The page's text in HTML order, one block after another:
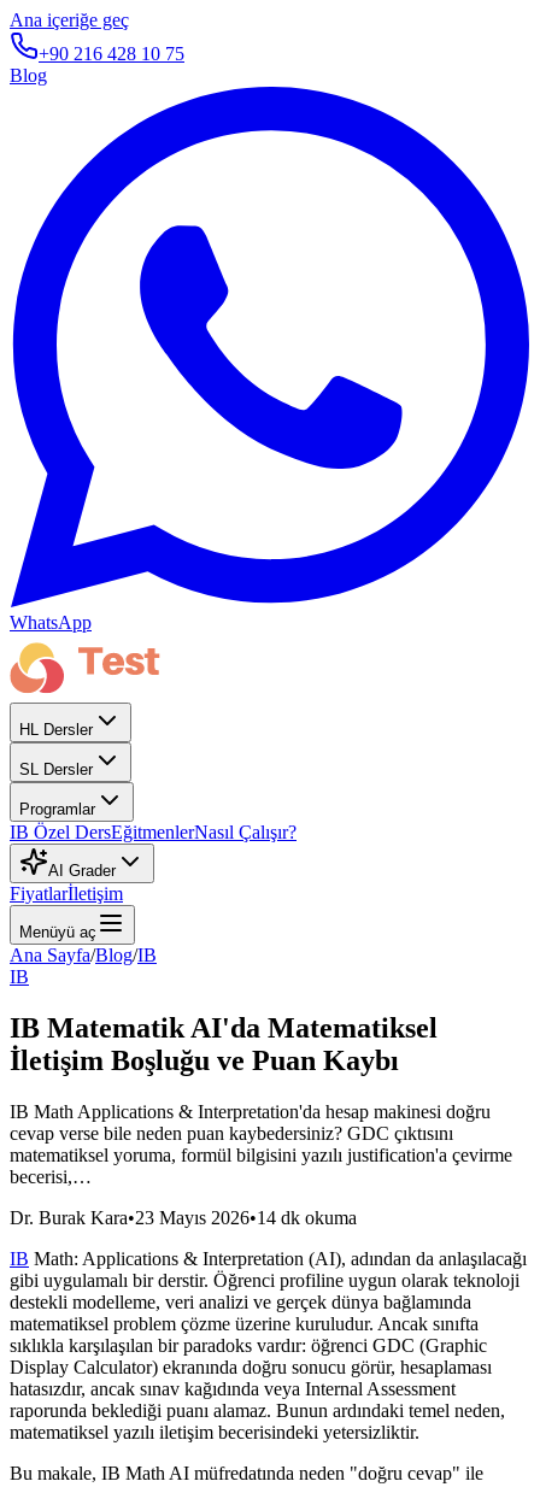
Ana içeriğe geç
+90 216 428 10 75
Blog
WhatsApp
HL Dersler
SL Dersler
Programlar
IB Özel DersEğitmenlerNasıl Çalışır?
AI Grader
Fiyatlarİletişim
Menüyü aç
Ana Sayfa/Blog/IB
IB
IB Matematik AI'da Matematiksel
İletişim Boşluğu ve Puan Kaybı
IB Math Applications & Interpretation'da hesap makinesi doğru
cevap verse bile neden puan kaybedersiniz? GDC çıktısını
matematiksel yoruma, formül bilgisini yazılı justification'a çevirme
becerisi,…
Dr. Burak Kara•23 Mayıs 2026•14 dk okuma
IB Math: Applications & Interpretation (AI), adından da anlaşılacağı
gibi uygulamalı bir derstir. Öğrenci profiline uygun olarak teknoloji
destekli modelleme, veri analizi ve gerçek dünya bağlamında
matematiksel problem çözme üzerine kuruludur. Ancak sınıfta
sıklıkla karşılaşılan bir paradoks vardır: öğrenci GDC (Graphic
Display Calculator) ekranında doğru sonucu görür, hesaplaması
hatasızdır, ancak sınav kağıdında veya Internal Assessment
raporunda beklediği puanı alamaz. Bunun ardındaki temel neden,
matematiksel yazılı iletişim becerisindeki yetersizliktir.
Bu makale, IB Math AI müfredatında neden "doğru cevap" ile